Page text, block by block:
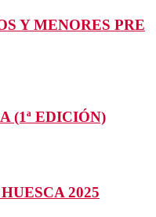
Y MENORES PRE
(1ª EDICIÓN)
2025